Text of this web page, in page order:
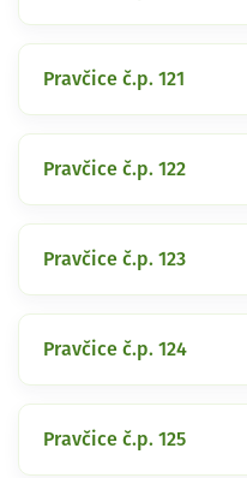
Pravčice č.p. 121
Pravčice č.p. 122
Pravčice č.p. 123
Pravčice č.p. 124
Pravčice č.p. 125